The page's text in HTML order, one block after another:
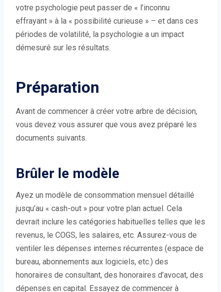
votre psychologie peut passer de « l’inconnu
effrayant » à la « possibilité curieuse » – et dans ces
périodes de volatilité, la psychologie a un impact
démesuré sur les résultats.
Préparation
Avant de commencer à créer votre arbre de décision,
vous devez vous assurer que vous avez préparé les
documents suivants.
Brûler le modèle
Ayez un modèle de consommation mensuel détaillé
jusqu’au « cash-out » pour votre plan actuel. Cela
devrait inclure les catégories habituelles telles que les
revenus, le COGS, les salaires, etc. Assurez-vous de
ventiler les dépenses internes récurrentes (espace de
bureau, abonnements aux logiciels, etc.) des
honoraires de consultant, des honoraires d’avocat, des
dépenses en capital. Essayez de commencer à